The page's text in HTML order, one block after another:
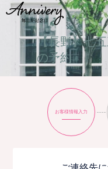
【長野】七
の予約
お客様情報入力